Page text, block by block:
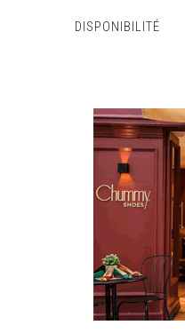
DISPONIBILITÉ